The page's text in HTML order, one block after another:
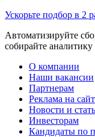
Ускорьте подбор в 2
Автоматизируйте
собирайте
О компании
Наши вакансии
Партнерам
Реклама на
Новости и
Инвесторам
Кандидаты по